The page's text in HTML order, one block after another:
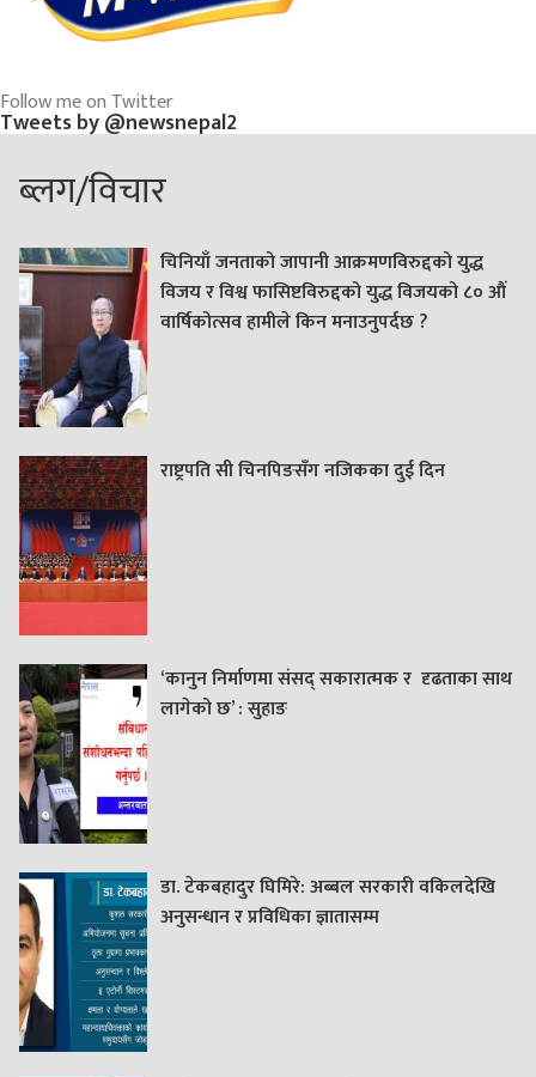
Follow me on Twitter
Tweets by @newsnepal2
ब्लग/विचार
चिनियाँ जनताको जापानी आक्रमणविरुद्दको युद्ध
विजय र विश्व फासिष्टविरुद्दको युद्ध विजयको ८० औं
वार्षिकोत्सव हामीले किन मनाउनुपर्दछ ?
राष्ट्रपति सी चिनपिङसँग नजिकका दुई दिन
‘कानुन निर्माणमा संसद् सकारात्मक र दृढताका साथ
लागेको छ’ : सुहाङ
डा. टेकबहादुर घिमिरे: अब्बल सरकारी वकिलदेखि
अनुसन्धान र प्रविधिका ज्ञातासम्म